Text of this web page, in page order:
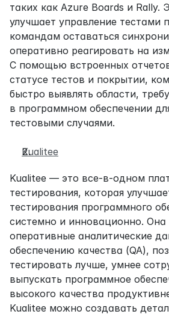
таких как Azure Boards и Rally.
улучшает управление тестами
командам оставаться
оперативно реагировать на
С помощью встроенных
статусе тестов и покрытии,
быстро выявлять области,
в программном обеспечении
тестовыми случаями.
Kualitee
Kualitee — это все-в-одном
тестирования, которая
тестирования программного
системно и инновационно. Она
оперативные аналитические
обеспечению качества (QA),
тестировать лучше, умнее
выпускать программное
высокого качества
Kualitee можно создавать